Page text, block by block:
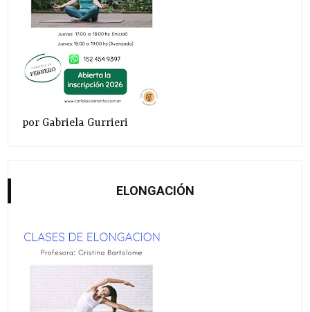
por Gabriela Gurrieri
ELONGACIÓN